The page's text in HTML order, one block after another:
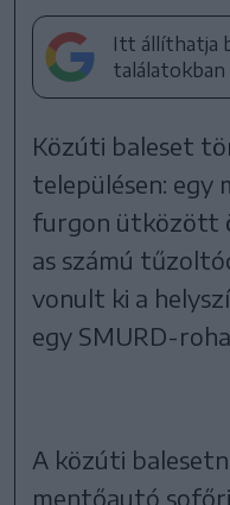
Itt állíthatja
találatokban
Közúti baleset
településen: egy
furgon ütközött
as számú
vonult ki a
egy SMURD-
A közúti
mentőautó